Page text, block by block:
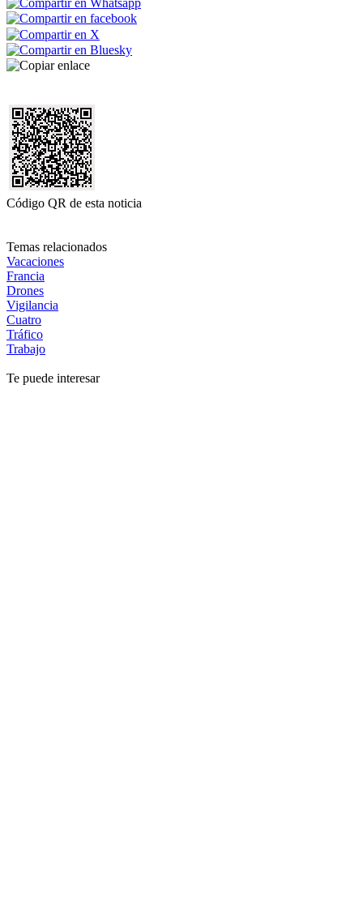
Código QR de esta noticia
Temas relacionados
Vacaciones
Francia
Drones
Vigilancia
Cuatro
Tráfico
Trabajo
Te puede interesar